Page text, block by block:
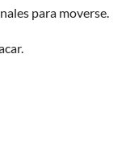
para moverse.